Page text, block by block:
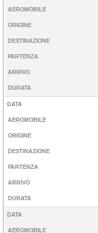
AEROMOBILE
ORIGINE
DESTINAZIONE
PARTENZA
ARRIVO
DURATA
DATA
AEROMOBILE
ORIGINE
DESTINAZIONE
PARTENZA
ARRIVO
DURATA
DATA
AEROMOBILE